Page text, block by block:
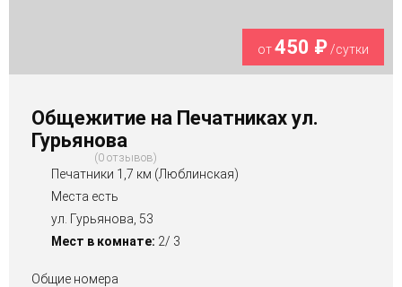
от450 ₽/сутки
Общежитие на Печатниках ул.
Гурьянова
0 отзывов
Печатники 1,7 км (Люблинская)
Места есть
ул. Гурьянова, 53
Мест в комнате: 2/ 3
Общие номера